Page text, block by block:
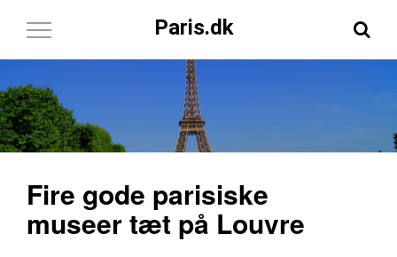
Paris.dk
Toggle
Fire gode parisiske
museer tæt på Louvre